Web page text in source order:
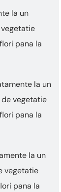
la un
pana la
la un
vegetatie
pana la
la un
vegetatie
pana la